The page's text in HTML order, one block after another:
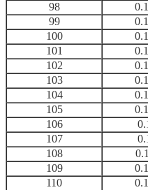
98
99
100
101
102
103
104
105
106
107
108
109
110